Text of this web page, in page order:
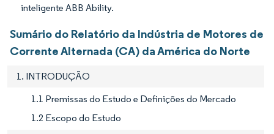
inteligente ABB Ability.
Sumário do Relatório da Indústria de Motores de
Corrente Alternada (CA) da América do Norte
1. INTRODUÇÃO
1.1 Premissas do Estudo e Definições do Mercado
1.2 Escopo do Estudo